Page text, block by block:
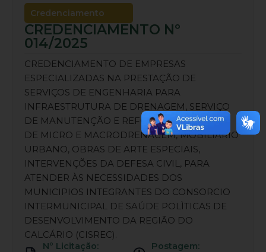
Credenciamento
CREDENCIAMENTO Nº
014/2025
CREDENCIAMENTO DE EMPRESAS
ESPECIALIZADAS NA PRESTAÇÃO DE
SERVIÇOS DE ENGENHARIA PARA
INFRAESTRUTURA DE DRENAGEM, SERVIÇO
DE MANUTENÇÃO E REFORMA DO SISTEMA
DE MICRO E MACRODRENAGEM, MOBILIARIO
URBANO, OBRAS DE ARTE ESPECIAIS,
INTERVENÇÕES DA DEFESA CIVIL, PARA
ATENDER ÀS NECESSIDADES DOS
MUNICIPIOS INTEGRANTES DO CONSORCIO
INTERMUNICIPAL DE SAÚDE POLÌTICAS DE
DESENVOLVIMENTO DA REGIÃO DO
CALCÁRIO (CISREC).
Nº Licitação:
Postagem: